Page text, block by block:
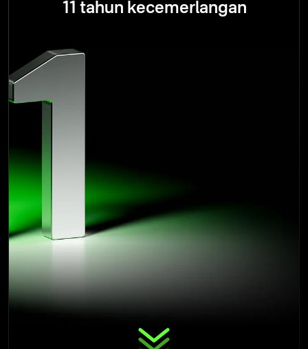
11 tahun kecemerlangan